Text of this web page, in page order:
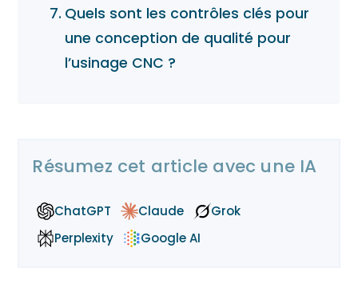
Quels sont les contrôles clés pour
une conception de qualité pour
l’usinage CNC ?
Résumez cet article avec une IA
ChatGPT Claude
Grok
Perplexity
Google AI